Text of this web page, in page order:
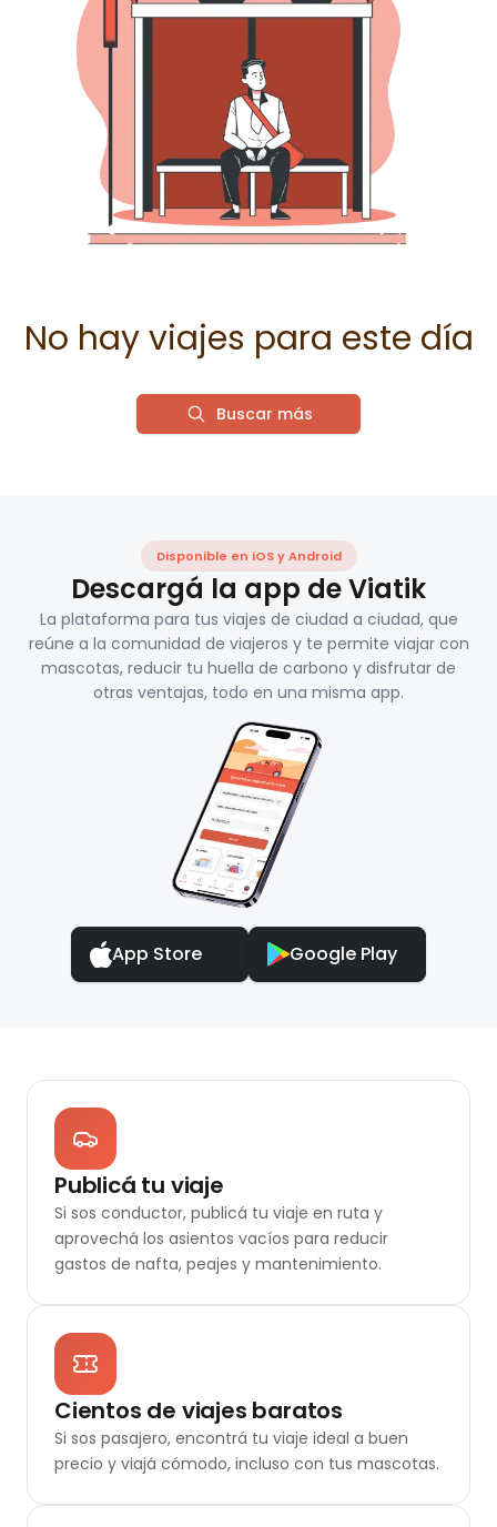
No hay viajes para este día
Buscar más
Disponible en iOS y Android
Descargá la app de Viatik
La plataforma para tus viajes de ciudad a ciudad, que
reúne a la comunidad de viajeros y te permite viajar con
mascotas, reducir tu huella de carbono y disfrutar de
otras ventajas, todo en una misma app.
App Store Google Play
Publicá tu viaje
Si sos conductor, publicá tu viaje en ruta y
aprovechá los asientos vacíos para reducir
gastos de nafta, peajes y mantenimiento.
Cientos de viajes baratos
Si sos pasajero, encontrá tu viaje ideal a buen
precio y viajá cómodo, incluso con tus mascotas.